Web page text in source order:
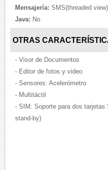
Mensajería: SMS(threaded
Java: No
OTRAS
- Visor de Documentos
- Editor de fotos y video
- Sensores: Acelerómetro
- Multitáctil
- SIM: Soporte para dos tarjetas
stand-by)